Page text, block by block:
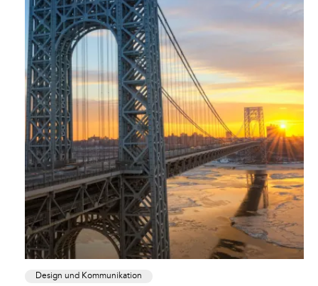
Design und Kommunikation